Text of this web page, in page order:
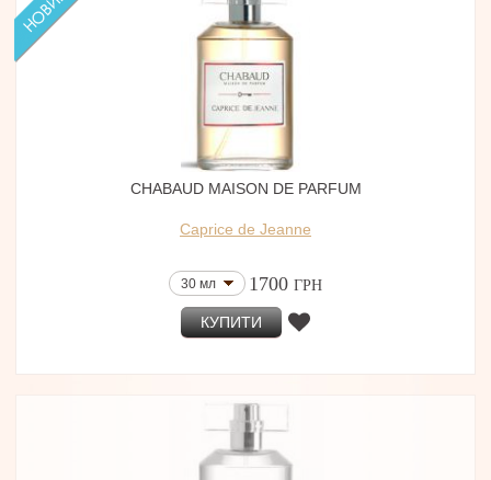
CHABAUD MAISON DE PARFUM
Caprice de Jeanne
30 мл 1700 ГРН
КУПИТИ